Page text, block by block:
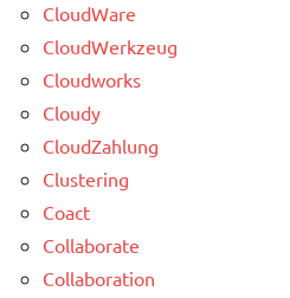
CloudWare
CloudWerkzeug
Cloudworks
Cloudy
CloudZahlung
Clustering
Coact
Collaborate
Collaboration